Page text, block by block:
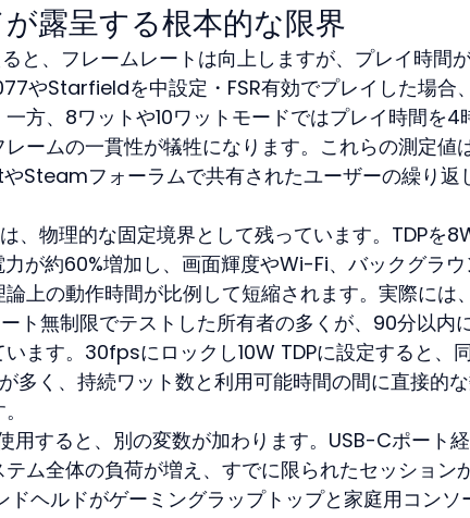
露呈する根本的な限界
と、フレームレートは向上しますが、プレイ時間
やStarfieldを中設定・FSR有効でプレイした場合
方、8ワットや10ワットモードではプレイ時間を4
ームの一貫性が犠牲になります。これらの測定値は
Steamフォーラムで共有されたユーザーの繰り返
、物理的な固定境界として残っています。TDPを
が約60%増加し、画面輝度やWi-Fi、バックグラウ
上の動作時間が比例して短縮されます。実際には、
ト無制限でテストした所有者の多くが、90分以内
ます。30fpsにロックし10W TDPに設定すると、
多く、持続ワット数と利用可能時間の間に直接的
用すると、別の変数が加わります。USB-Cポート
ム全体の負荷が増え、すでに限られたセッション
ヘルドがゲーミングラップトップと家庭用コンソ